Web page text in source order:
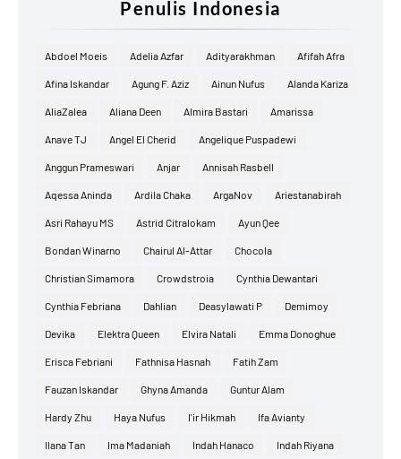
Penulis Indonesia
Abdoel Moeis Adelia Azfar Adityarakhman Afifah Afra
Afina Iskandar Agung F. Aziz Ainun Nufus Alanda Kariza
AliaZalea Aliana Deen Almira Bastari Amarissa
Anave TJ Angel El Cherid Angelique Puspadewi
Anggun Prameswari Anjar Annisah Rasbell
Aqessa Aninda Ardila Chaka ArgaNov Ariestanabirah
Asri Rahayu MS Astrid Citralokam Ayun Qee
Bondan Winarno Chairul Al-Attar Chocola
Christian Simamora Crowdstroia Cynthia Dewantari
Cynthia Febriana Dahlian Deasylawati P Demimoy
Devika Elektra Queen Elvira Natali Emma Donoghue
Erisca Febriani Fathnisa Hasnah Fatih Zam
Fauzan Iskandar Ghyna Amanda Guntur Alam
Hardy Zhu Haya Nufus I'ir Hikmah Ifa Avianty
Ilana Tan Ima Madaniah Indah Hanaco Indah Riyana